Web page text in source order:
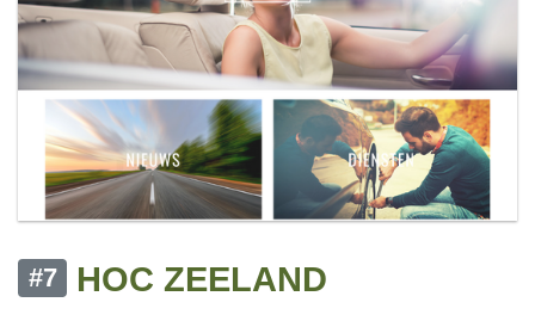
#7
HOC ZEELAND